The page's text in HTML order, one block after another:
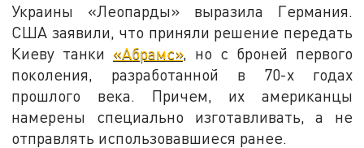
Украины «Леопарды» выразила Германия.
США заявили, что приняли решение передать
Киеву танки «Абрамс», но с броней первого
поколения, разработанной в 70-х годах
прошлого века. Причем, их американцы
намерены специально изготавливать, а не
отправлять использовавшиеся ранее.